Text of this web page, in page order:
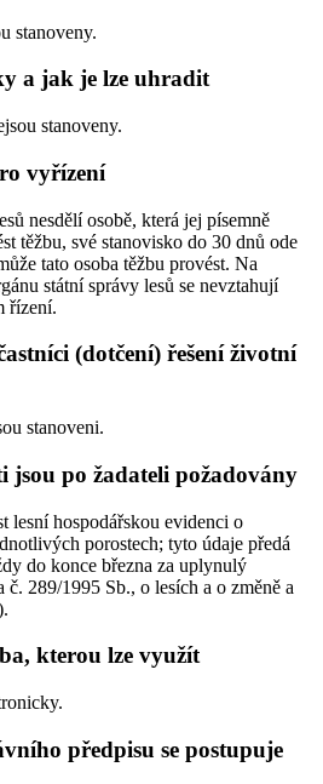
stanoveny.
a jak je lze uhradit
stanoveny.
vyřízení
nesdělí osobě, která jej písemně
těžbu, své stanovisko do 30 dnů ode
tato osoba těžbu provést. Na
státní správy lesů se nevztahují
řízení.
(dotčení) řešení životní
stanoveni.
jsou po žadateli požadovány
lesní hospodářskou evidenci o
porostech; tyto údaje předá
do konce března za uplynulý
289/1995 Sb., o lesích a o změně a
kterou lze využít
předpisu se postupuje